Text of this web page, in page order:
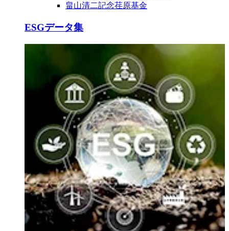
畠山清二記念荏原基金
ESGデータ集